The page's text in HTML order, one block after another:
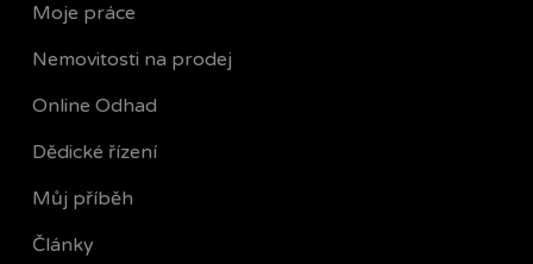
Moje práce
Nemovitosti na prodej
Online Odhad
Dědické řízení
Můj příběh
Články